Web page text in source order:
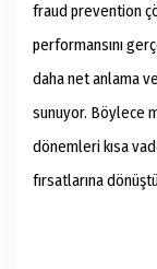
fraud prevention
performansını
daha net anlama
sunuyor. Böylece
dönemleri kısa
fırsatlarına